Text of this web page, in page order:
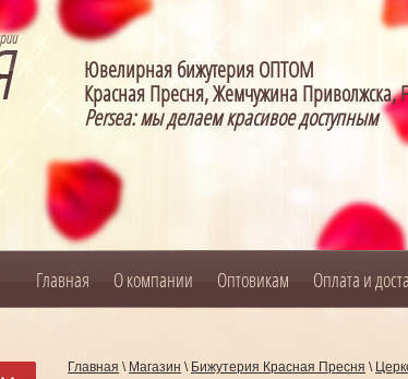
Ювелирная бижутерия ОПТОМ
Красная Пресня, Жемчужина Приволжска,
Persea: мы делаем красивое доступным
Главная О компании Оптовикам Оплата и
Главная \ Магазин \ Бижутерия Красная Пресня \